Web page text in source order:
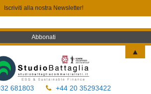
681803
+44 20 35293422
Iscriviti alla nostra Newsletter!
▲